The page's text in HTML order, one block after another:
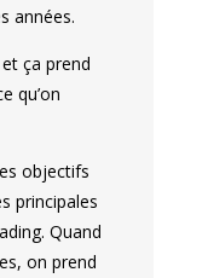
années.
et ça prend
qu’on
objectifs
principales
Quand
on prend